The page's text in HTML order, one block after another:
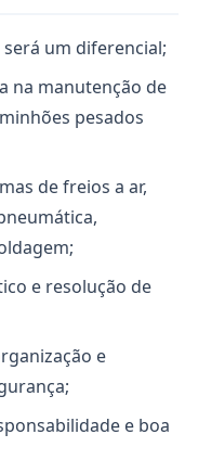
um diferencial;
na manutenção de
pesados
de freios a ar,
e resolução de
e
e boa